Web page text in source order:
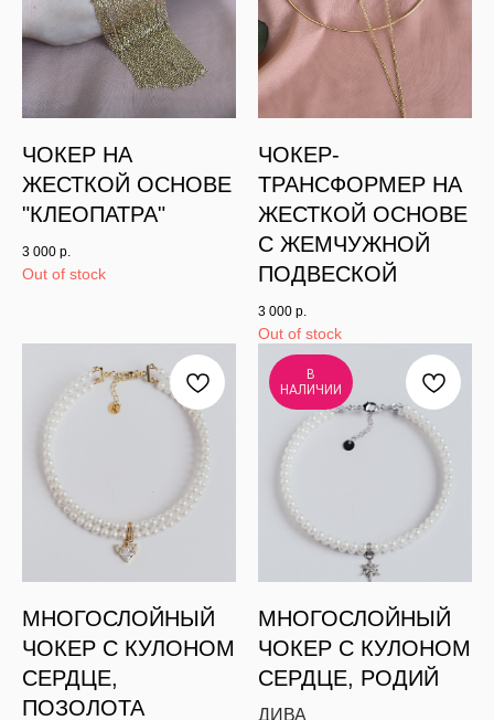
ЧОКЕР НА
ЖЕСТКОЙ ОСНОВЕ
"КЛЕОПАТРА"
3 000 р.
Out of stock
ЧОКЕР-
ТРАНСФОРМЕР НА
ЖЕСТКОЙ ОСНОВЕ
С ЖЕМЧУЖНОЙ
ПОДВЕСКОЙ
3 000 р.
Out of stock
МНОГОСЛОЙНЫЙ
ЧОКЕР С КУЛОНОМ
СЕРДЦЕ,
ПОЗОЛОТА
В
НАЛИЧИИ
МНОГОСЛОЙНЫЙ
ЧОКЕР С КУЛОНОМ
СЕРДЦЕ, РОДИЙ
ДИВА